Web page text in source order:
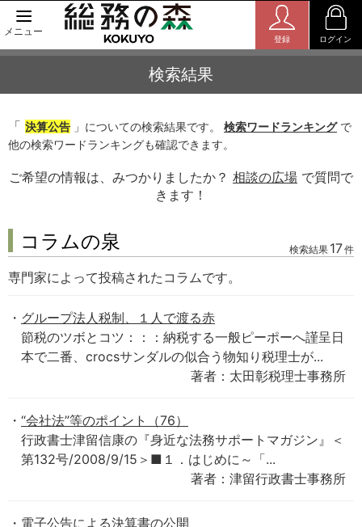
メニュー
登録 ログイン
検索結果
「 決算公告 」についての検索結果です。 検索ワードランキングで
他の検索ワードランキングも確認できます。
ご希望の情報は、みつかりましたか？ 相談の広場 で質問で
きます！
コラムの泉 検索結果 17件
専門家によって投稿されたコラムです。
グループ法人税制、１人で渡る赤
節税のツボとコツ：：：納税する一般ピーポーへ謹呈日
本で二番、crocsサンダルの似合う物知り税理士が...
著者：太田彰税理士事務所
“会社法”等のポイント（76）
行政書士津留信康の『身近な法務サポートマガジン』＜
第132号/2008/9/15＞■１．はじめに～「...
著者：津留行政書士事務所
電子公告による決算書の公開